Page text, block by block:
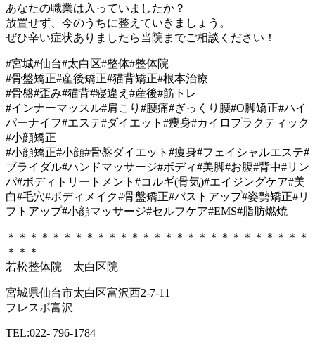
あなたの職業は入っていましたか？
放置せず、今のうちに整えていきましょう。
ぜひ辛い症状ありましたら当院までご相談ください！
#宮城#仙台#太白区#整体#整体院
#骨盤矯正#産後矯正#猫背矯正#根本治療
#骨盤#歪み#猫背#寝違え#産後#筋トレ
#インナーマッスル#肩こり#腰痛#ぎっくり腰#O脚矯正#ハイ
パーナイフ#エステ#ダイエット#痩身#カイロプラクティック
#小顔矯正
#小顔矯正#小顔#骨盤ダイエット#痩身#フェイシャルエステ#
ブライダル#ハンドマッサージ#ボディ#美脚#お腹#背中#リン
パ#ボディトリートメント#コルギ(骨気)#エイジングケア#美
白#毛穴#ボディメイク#骨盤矯正#バストアップ#姿勢矯正#リ
フトアップ#小顔マッサージ#セルフケア#EMS#脂肪燃焼
＊＊＊＊＊＊＊＊＊＊＊＊＊＊＊＊＊＊＊＊＊＊＊＊＊＊＊
＊＊＊
若松整体院 太白区院
宮城県仙台市太白区富沢西2-7-11
フレスポ富沢
TEL:022- 796-1784